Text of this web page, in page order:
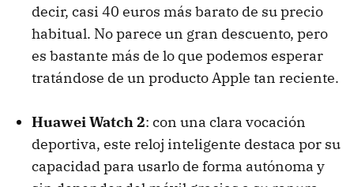
decir, casi 40 euros más barato de su precio
habitual. No parece un gran descuento, pero
es bastante más de lo que podemos esperar
tratándose de un producto Apple tan reciente.
Huawei Watch 2: con una clara vocación
deportiva, este reloj inteligente destaca por su
capacidad para usarlo de forma autónoma y